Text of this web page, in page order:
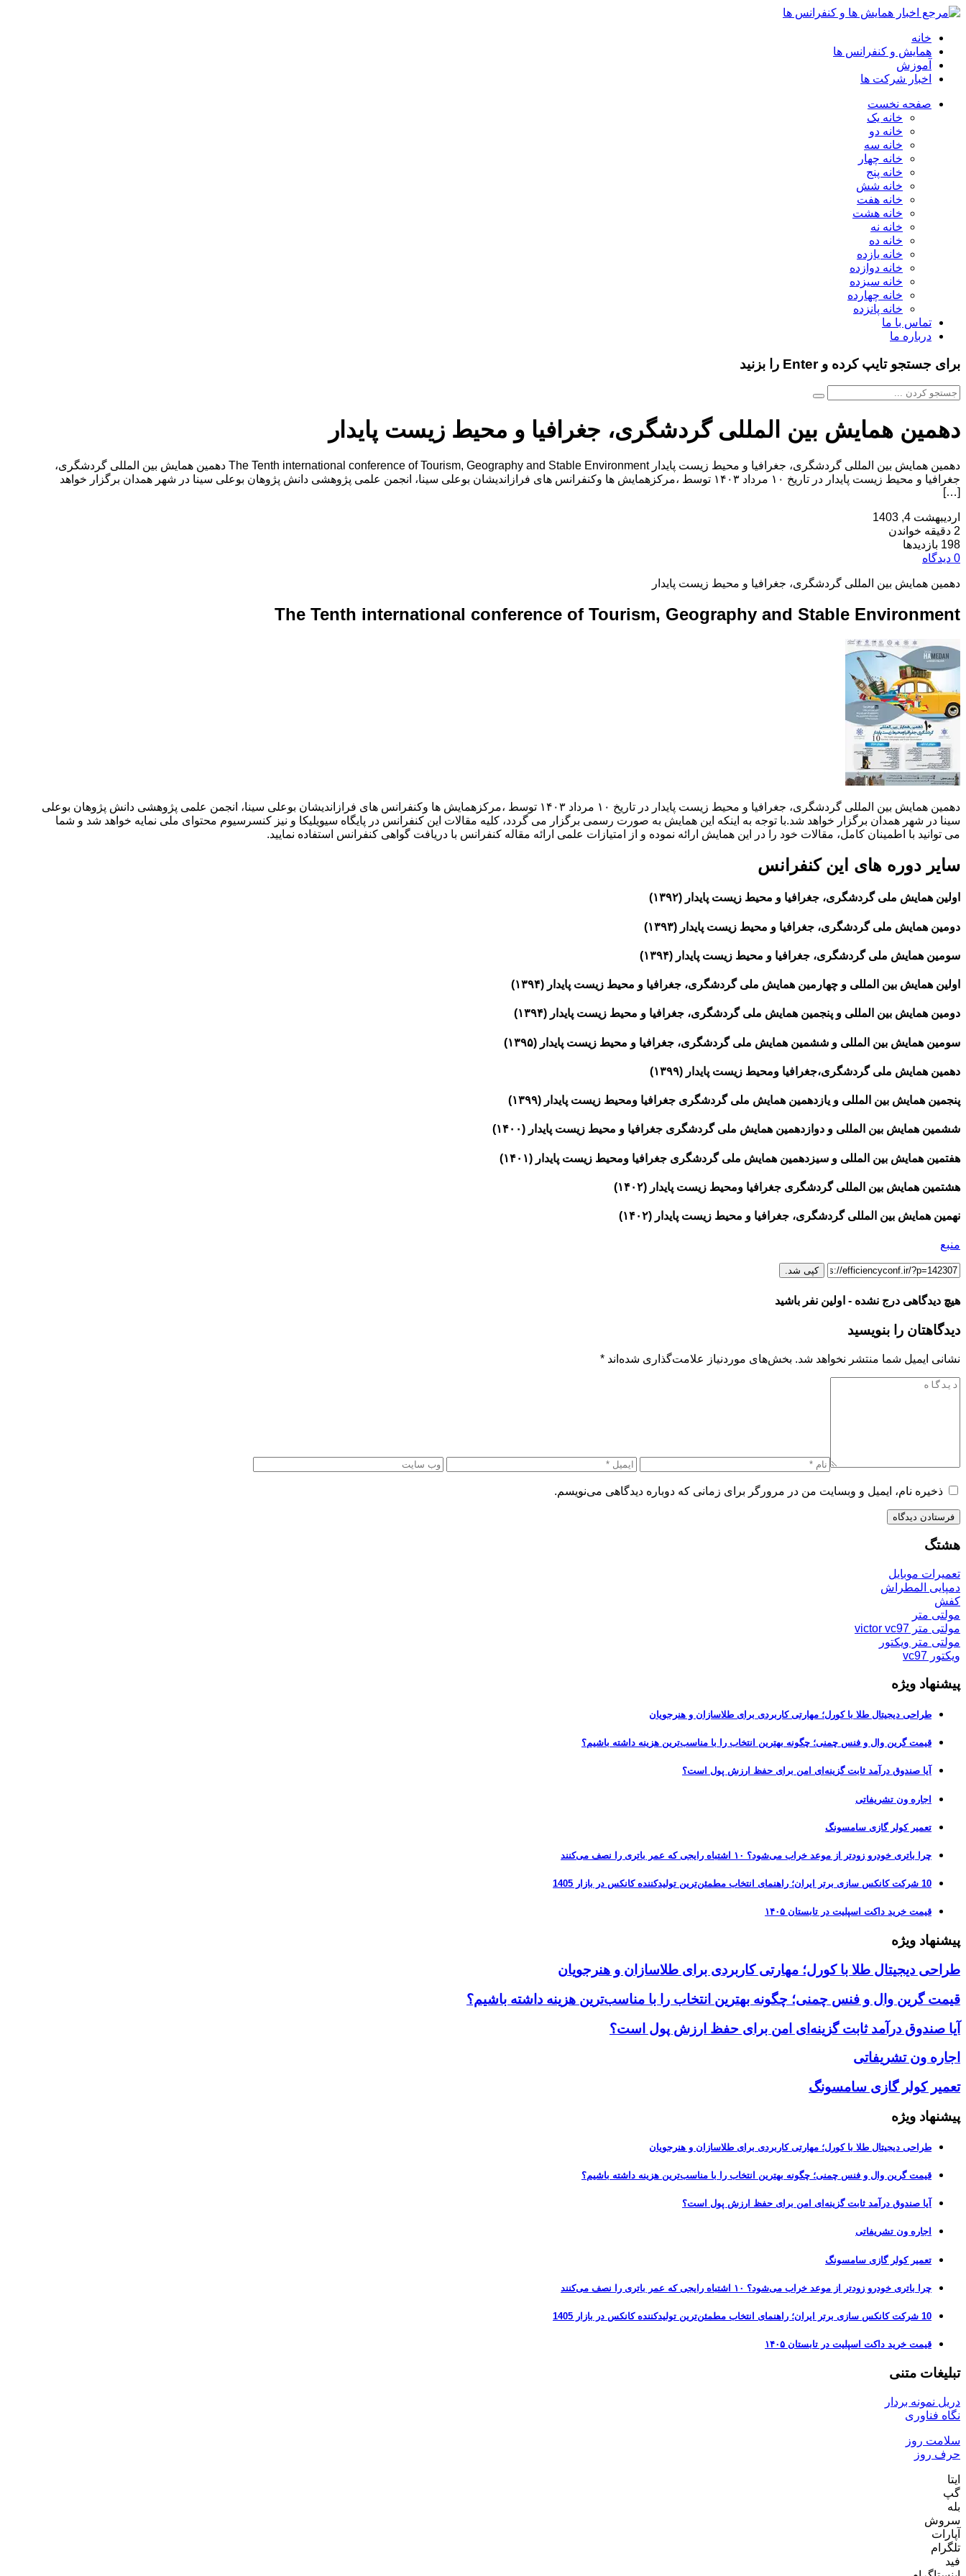
خانه
همایش و کنفرانس ها
آموزش
اخبار شرکت ها
صفحه نخست
خانه یک
خانه دو
خانه سه
خانه چهار
خانه پنج
خانه شش
خانه هفت
خانه هشت
خانه نه
خانه ده
خانه یازده
خانه دوازده
خانه سیزده
خانه چهارده
خانه پانزده
تماس با ما
درباره ما
برای جستجو تایپ کرده و Enter را بزنید
دهمین همایش بین المللی گردشگری، جغرافیا و محیط زیست پایدار
دهمین همایش بین المللی گردشگری، جغرافیا و محیط زیست پایدار The Tenth international conference of Tourism, Geography and Stable Environment دهمین همایش بین المللی گردشگری،
جغرافیا و محیط زیست پایدار در تاریخ ۱۰ مرداد ۱۴۰۳ توسط ،مرکزهمایش ها وکنفرانس های فرازاندیشان بوعلی سینا، انجمن علمی پژوهشی دانش پژوهان بوعلی سینا در شهر همدان برگزار خواهد
[…]
اردیبهشت 4, 1403
2 دقیقه خواندن
198 بازدیدها
0 دیدگاه
دهمین همایش بین المللی گردشگری، جغرافیا و محیط زیست پایدار
The Tenth international conference of Tourism, Geography and Stable Environment
دهمین همایش بین المللی گردشگری، جغرافیا و محیط زیست پایدار در تاریخ ۱۰ مرداد ۱۴۰۳ توسط ،مرکزهمایش ها وکنفرانس های فرازاندیشان بوعلی سینا، انجمن علمی پژوهشی دانش پژوهان بوعلی
سینا در شهر همدان برگزار خواهد شد.با توجه به اینکه این همایش به صورت رسمی برگزار می گردد، کلیه مقالات این کنفرانس در پایگاه سیویلیکا و نیز کنسرسیوم محتوای ملی نمایه خواهد شد و شما
می توانید با اطمینان کامل، مقالات خود را در این همایش ارائه نموده و از امتیازات علمی ارائه مقاله کنفرانس با دریافت گواهی کنفرانس استفاده نمایید.
سایر دوره های این کنفرانس
اولین همایش ملی گردشگری، جغرافیا و محیط زیست پایدار (۱۳۹۲)
دومین همایش ملی گردشگری، جغرافیا و محیط زیست پایدار (۱۳۹۳)
سومین همایش ملی گردشگری، جغرافیا و محیط زیست پایدار (۱۳۹۴)
اولین همایش بین المللی و چهارمین همایش ملی گردشگری، جغرافیا و محیط زیست پایدار (۱۳۹۴)
دومین همایش بین المللی و پنجمین همایش ملی گردشگری، جغرافیا و محیط زیست پایدار (۱۳۹۴)
سومین همایش بین المللی و ششمین همایش ملی گردشگری، جغرافیا و محیط زیست پایدار (۱۳۹۵)
دهمین همایش ملی گردشگری،جغرافیا ومحیط زیست پایدار (۱۳۹۹)
پنجمین همایش بین المللی و یازدهمین همایش ملی گردشگری جغرافیا ومحیط زیست پایدار (۱۳۹۹)
ششمین همایش بین المللی و دوازدهمین همایش ملی گردشگری جغرافیا و محیط زیست پایدار (۱۴۰۰)
هفتمین همایش بین المللی و سیزدهمین همایش ملی گردشگری جغرافیا ومحیط زیست پایدار (۱۴۰۱)
هشتمین همایش بین المللی گردشگری جغرافیا ومحیط زیست پایدار (۱۴۰۲)
نهمین همایش بین المللی گردشگری، جغرافیا و محیط زیست پایدار (۱۴۰۲)
منبع
کپی شد.
هیچ دیدگاهی درج نشده - اولین نفر باشید
دیدگاهتان را بنویسید
نشانی ایمیل شما منتشر نخواهد شد. بخش‌های موردنیاز علامت‌گذاری شده‌اند *
ذخیره نام، ایمیل و وبسایت من در مرورگر برای زمانی که دوباره دیدگاهی می‌نویسم.
هشتگ
تعمیرات موبایل
دمپایی المطراش
کفش
مولتی متر
مولتی متر victor vc97
مولتی متر ویکتور
ویکتور vc97
پیشنهاد ویژه
طراحی دیجیتال طلا با کورل؛ مهارتی کاربردی برای طلاسازان و هنرجویان
قیمت گرین وال و فنس چمنی؛ چگونه بهترین انتخاب را با مناسب‌ترین هزینه داشته باشیم؟
آیا صندوق درآمد ثابت گزینه‌ای امن برای حفظ ارزش پول است؟
اجاره ون تشریفاتی
تعمیر کولر گازی سامسونگ
چرا باتری خودرو زودتر از موعد خراب می‌شود؟ ۱۰ اشتباه رایجی که عمر باتری را نصف می‌کنند
10 شرکت کانکس سازی برتر ایران؛ راهنمای انتخاب مطمئن‌ترین تولیدکننده کانکس در بازار 1405
قیمت خرید داکت اسپلیت در تابستان ۱۴۰۵
پیشنهاد ویژه
طراحی دیجیتال طلا با کورل؛ مهارتی کاربردی برای طلاسازان و هنرجویان
قیمت گرین وال و فنس چمنی؛ چگونه بهترین انتخاب را با مناسب‌ترین هزینه داشته باشیم؟
آیا صندوق درآمد ثابت گزینه‌ای امن برای حفظ ارزش پول است؟
اجاره ون تشریفاتی
تعمیر کولر گازی سامسونگ
پیشنهاد ویژه
طراحی دیجیتال طلا با کورل؛ مهارتی کاربردی برای طلاسازان و هنرجویان
قیمت گرین وال و فنس چمنی؛ چگونه بهترین انتخاب را با مناسب‌ترین هزینه داشته باشیم؟
آیا صندوق درآمد ثابت گزینه‌ای امن برای حفظ ارزش پول است؟
اجاره ون تشریفاتی
تعمیر کولر گازی سامسونگ
چرا باتری خودرو زودتر از موعد خراب می‌شود؟ ۱۰ اشتباه رایجی که عمر باتری را نصف می‌کنند
10 شرکت کانکس سازی برتر ایران؛ راهنمای انتخاب مطمئن‌ترین تولیدکننده کانکس در بازار 1405
قیمت خرید داکت اسپلیت در تابستان ۱۴۰۵
تبلیغات متنی
دریل نمونه بردار
نگاه فناوری
سلامت روز
حرف روز
ایتا
گپ
بله
سروش
آپارات
تلگرام
فید